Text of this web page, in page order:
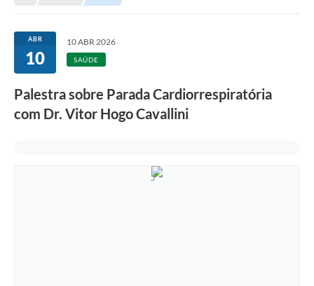
ABR
10
10 ABR 2026
SAÚDE
Palestra sobre Parada Cardiorrespiratória
com Dr. Vitor Hogo Cavallini